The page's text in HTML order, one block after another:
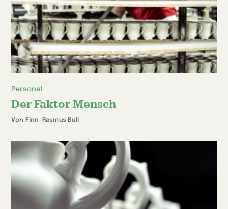
Personal
Der Faktor Mensch
Von Finn-Rasmus Bull